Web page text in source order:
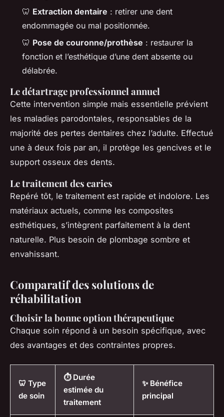
🦷 Extraction dentaire : retirer une dent
endommagée ou mal positionnée.
🦷 Pose de couronne/prothèse : restaurer la
fonction et l’esthétique d’une dent absente ou
délabrée.
Le détartrage professionnel annuel
Cette intervention simple mais essentielle prévient
les maladies parodontales, responsables de la
majorité des pertes dentaires chez l’adulte. Effectué
une à deux fois par an, il protège les gencives et le
support osseux des dents.
Le traitement des caries
Repéré tôt, le traitement est rapide et indolore. Les
matériaux actuels, comme les composites
esthétiques, s’intègrent parfaitement à la dent
naturelle. Plus besoin de plombage sombre et
envahissant.
Comparatif des solutions de
réhabilitation
Choisir la bonne option thérapeutique
Chaque soin répond à un besoin spécifique, avec
des avantages et des contraintes propres.
🦷 Type
de soin
⏱️ Durée
estimée du
traitement
✨ Bénéfice
principal